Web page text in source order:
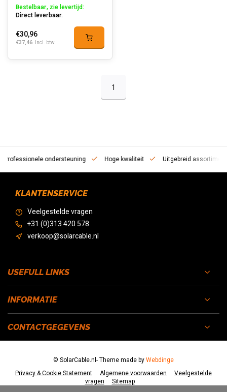
Bestelbaar, zie levertijd:
Direct leverbaar.
€30,96
€37,46 Incl. btw
1
ondersteuning Hoge kwaliteit Uitgebreid assortiment
KLANTENSERVICE
Veelgestelde vragen
+31 (0)313 420 578
verkoop@solarcable.nl
USEFULL LINKS
INFORMATIE
CONTACTGEGEVENS
Privacy & Cookie Statement Algemene voorwaarden
Veelgestelde
vragen
Sitemap
© SolarCable.nl- Theme made byWebdinge